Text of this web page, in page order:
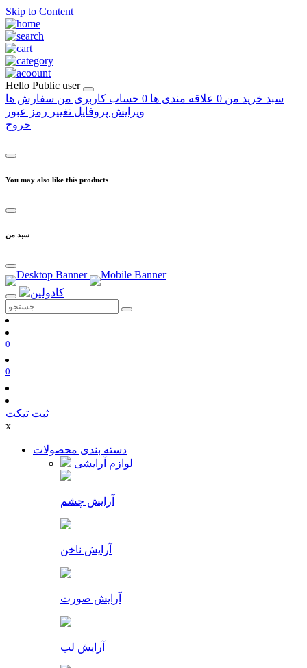
Skip to Content
Hello Public user
سبد خرید من 0 علاقه مندی ها 0 حساب کاربری من سفارش ها
ویرایش پروفایل تغییر رمز عبور
خروج
You may also like this products
سبد من
0
0
ثبت تیکت
x
دسته بندی محصولات
لوازم آرایشی
آرایش چشم
آرایش ناخن
آرایش صورت
آرایش لب